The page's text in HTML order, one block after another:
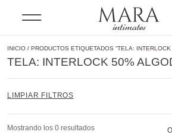
INICIO / PRODUCTOS ETIQUETADOS “TELA:
TELA: INTERLOCK 50%
LIMPIAR FILTROS
Mostrando los 0 resultados